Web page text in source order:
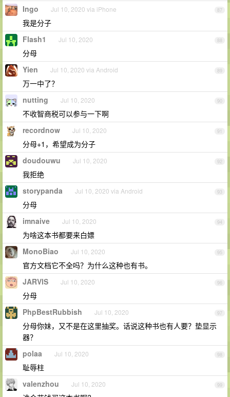
87
Ingo Jul 10, 2020 via iPhone
我是分子
88
Flash1 Jul 10, 2020
分母
89
Yien Jul 10, 2020 via Android
万一中了？
90
nutting Jul 10, 2020
不收智商税可以参与一下啊
91
recordnow Jul 10, 2020
分母+1，希望成为分子
92
doudouwu Jul 10, 2020
我拒绝
93
storypanda Jul 10, 2020 via Android
分母
94
imnaive Jul 10, 2020
为啥这本书都要来白嫖
95
MonoBiao Jul 10, 2020
官方文档它不全吗？为什么这种也有书。
96
JARVlS Jul 10, 2020
分母
97
PhpBestRubbish Jul 10, 2020
分母你妹，又不是在这里抽奖。话说这种书也有人要？垫显示
器？
98
polaa Jul 10, 2020
耻辱柱
99
valenzhou Jul 10, 2020